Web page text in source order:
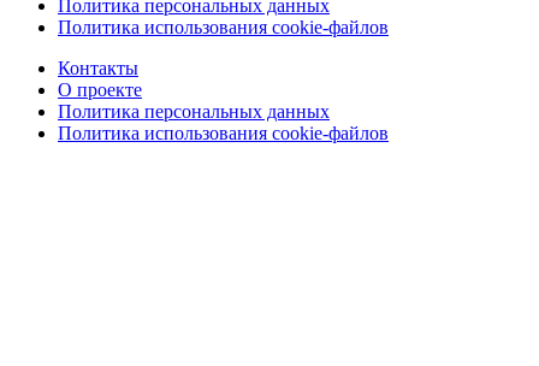
Политика персональных данных
Политика использования cookie-файлов
Контакты
О проекте
Политика персональных данных
Политика использования cookie-файлов